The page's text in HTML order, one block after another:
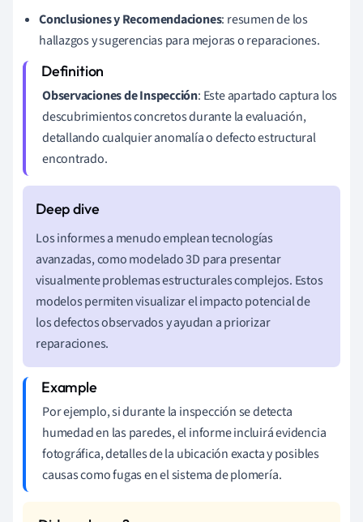
Conclusiones y Recomendaciones: resumen de los
hallazgos y sugerencias para mejoras o reparaciones.
Observaciones de Inspección: Este apartado captura los
descubrimientos concretos durante la evaluación,
detallando cualquier anomalía o defecto estructural
encontrado.
Los informes a menudo emplean tecnologías
avanzadas, como modelado 3D para presentar
visualmente problemas estructurales complejos. Estos
modelos permiten visualizar el impacto potencial de
los defectos observados y ayudan a priorizar
reparaciones.
Por ejemplo, si durante la inspección se detecta
humedad en las paredes, el informe incluirá evidencia
fotográfica, detalles de la ubicación exacta y posibles
causas como fugas en el sistema de plomería.